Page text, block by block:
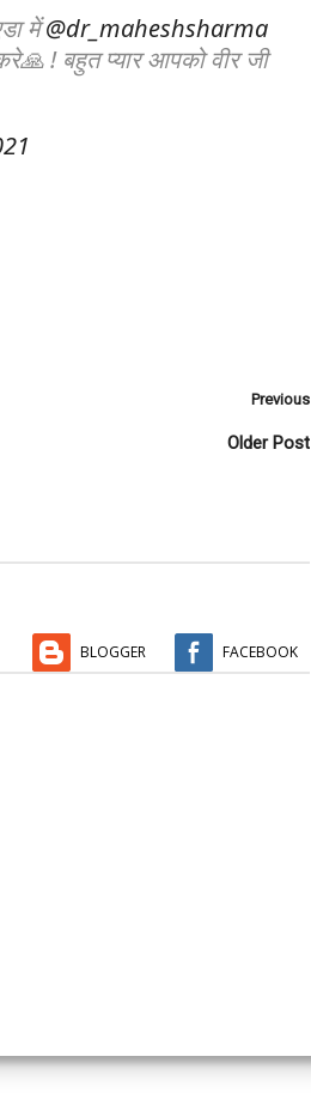
में@dr_maheshsharma
! बहुत प्यार आपको वीर जी
Previous
Older Post
BLOGGER FACEBOOK